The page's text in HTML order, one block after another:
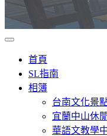
首頁
SL指南
相簿
台南文化景
宜蘭中山休
華語文教學